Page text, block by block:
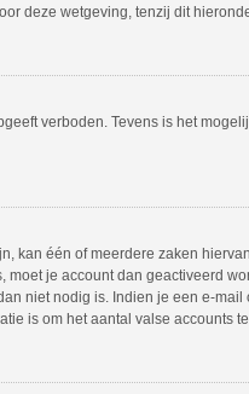
deze wetgeving, tenzij dit
verboden. Tevens is het
kan één of meerdere zaken
je account dan geactiveerd
niet nodig is. Indien je een e-
is om het aantal valse